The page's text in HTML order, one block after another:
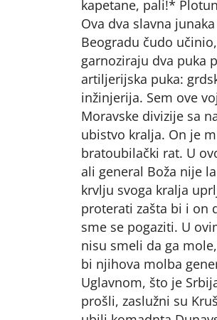
kapetane, pali!*
Ova dva slavna
Beogradu čudo
garnoziraju dva puka
artiljerijska puka:
inžinjerija. Sem ove
Moravske divizije sa
ubistvo kralja. On je
bratoubilački rat. U
ali general Boža nije
krvlju svoga kralja
proterati zašta bi i on
sme se pogaziti. U
nisu smeli da ga
bi njihova molba
Uglavnom, što je
prošli, zaslužni su